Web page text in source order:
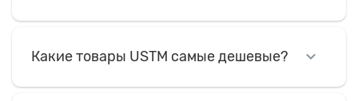
Какие товары USTM самые дешевые?